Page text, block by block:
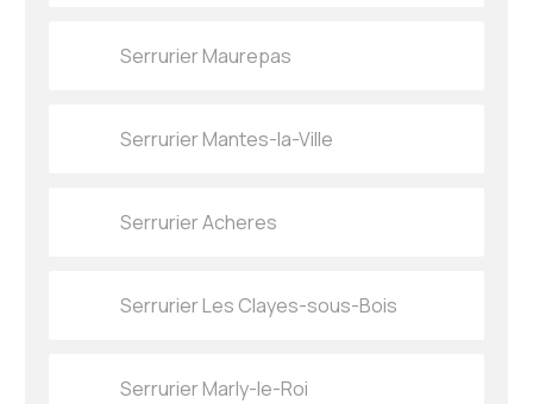
Serrurier Maurepas
Serrurier Mantes-la-Ville
Serrurier Acheres
Serrurier Les Clayes-sous-Bois
Serrurier Marly-le-Roi